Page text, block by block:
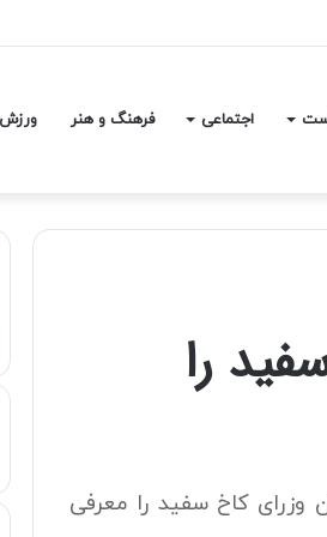
اجتماعی فرهنگ و هنر ورزش
را
وزرای کاخ سفید را معرفی